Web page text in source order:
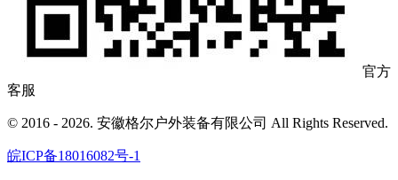
官方
客服
© 2016 - 2026. 安徽格尔户外装备有限公司 All Rights Reserved.
皖ICP备18016082号-1